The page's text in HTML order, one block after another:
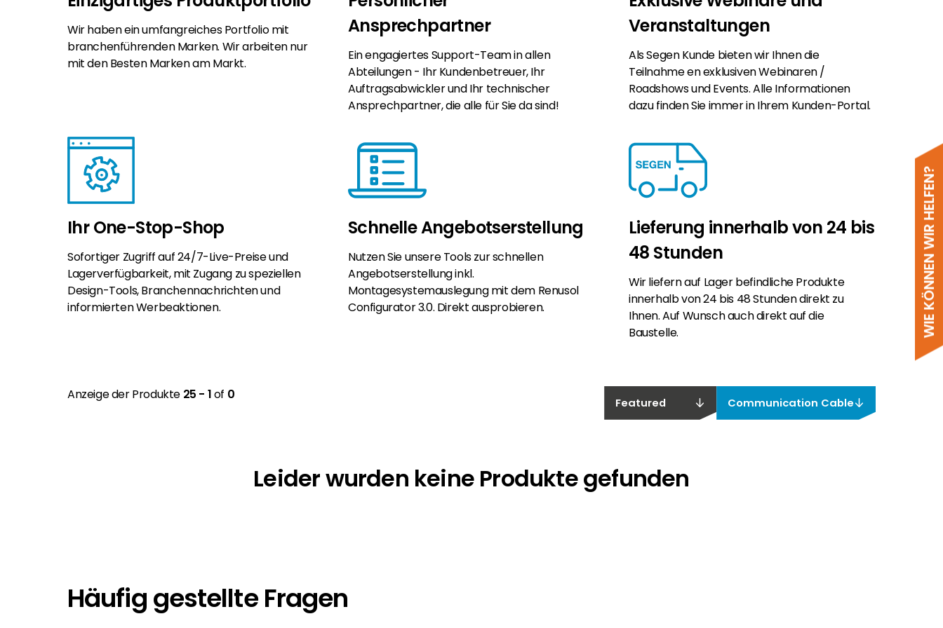
WIE KÖNNEN WIR HELFEN?
Wir haben ein umfangreiches Portfolio mit
branchenführenden Marken. Wir arbeiten nur
mit den Besten Marken am Markt.
Ansprechpartner
Ein engagiertes Support-Team in allen
Abteilungen - Ihr Kundenbetreuer, Ihr
Auftragsabwickler und Ihr technischer
Ansprechpartner, die alle für Sie da sind!
Veranstaltungen
Als Segen Kunde bieten wir Ihnen die
Teilnahme en exklusiven Webinaren /
Roadshows und Events. Alle Informationen
dazu finden Sie immer in Ihrem Kunden-Portal.
Ihr One-Stop-Shop
Sofortiger Zugriff auf 24/7-Live-Preise und
Lagerverfügbarkeit, mit Zugang zu speziellen
Design-Tools, Branchennachrichten und
informierten Werbeaktionen.
Schnelle Angebotserstellung
Nutzen Sie unsere Tools zur schnellen
Angebotserstellung inkl.
Montagesystemauslegung mit dem Renusol
Configurator 3.0. Direkt ausprobieren.
Lieferung innerhalb von 24 bis
48 Stunden
Wir liefern auf Lager befindliche Produkte
innerhalb von 24 bis 48 Stunden direkt zu
Ihnen. Auf Wunsch auch direkt auf die
Baustelle.
Anzeige der Produkte 25 - 1of 0
Featured Communication Cable
Leider wurden keine Produkte gefunden
Häufig gestellte Fragen